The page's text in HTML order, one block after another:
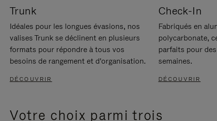
Trunk
Idéales pour les longues évasions, nos
valises Trunk se déclinent en plusieurs
formats pour répondre à tous vos
besoins de rangement et d'organisation.
DÉCOUVRIR
Check-In
Fabriqués en
polycarbonate,
parfaits pour
semaines.
DÉCOUVRIR
Votre choix parmi trois